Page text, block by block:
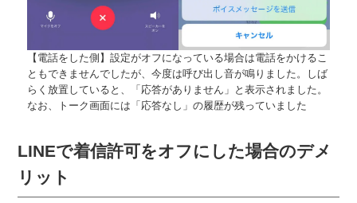
【電話をした側】設定がオフになっている場合は電話をかけるこ
ともできませんでしたが、今度は呼び出し音が鳴りました。しば
らく放置していると、「応答がありません」と表示されました。
なお、トーク画面には「応答なし」の履歴が残っていました
LINEで着信許可をオフにした場合のデメ
リット